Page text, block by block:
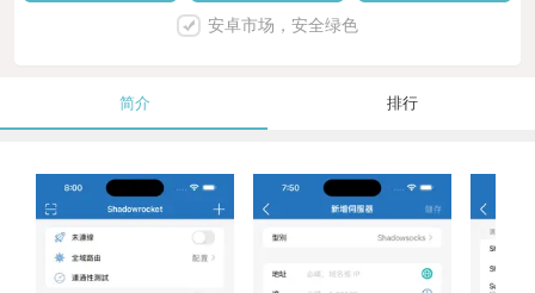
安卓市场，安全绿色
简介 排行